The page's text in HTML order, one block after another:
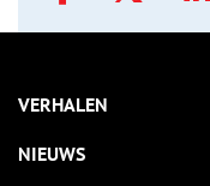
VERHALEN
NIEUWS